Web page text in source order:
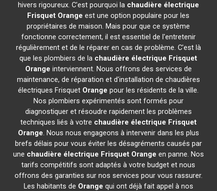
hivers rigoureux. C'est pourquoi la chaudière électrique
Frisquet Orange est une option populaire pour les
propriétaires de maison. Mais pour que ce système
fonctionne correctement, il est essentiel de l'entretenir
régulièrement et de le réparer en cas de problème. C'est là
que les plombiers de la chaudière électrique Frisquet
Orange interviennent. Nous offrons des services de
maintenance, de réparation et d'installation de chaudières
électriques Frisquet Orange pour les résidents de la ville.
Nos plombiers expérimentés sont formés pour
diagnostiquer et résoudre rapidement les problèmes
techniques liés à votre chaudière électrique Frisquet
Orange. Nous nous engageons à intervenir dans les plus
brefs délais pour vous éviter les désagréments causés par
une chaudière électrique Frisquet Orange en panne. Nos
tarifs compétitifs sont adaptés à votre budget et nous
offrons des garanties sur nos services pour vous rassurer.
Les habitants de Orange qui ont déjà fait appel à nos